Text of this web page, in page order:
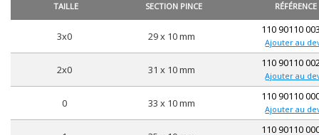
TAILLE SECTION PINCE RÉFÉRENCE
3x0 29 x 10 mm
110 90110
Ajouter au
2x0 31 x 10 mm
110 90110
Ajouter au
0 33 x 10 mm
110 90110
Ajouter au
110 90110